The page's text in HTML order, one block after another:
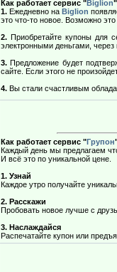
Как работает сервис "Biglion
1. Ежедневно на Biglion
это что-то новое. Возможно
2. Приобретайте купоны для
электронными деньгами,
3. Предложение будет
сайте. Если этого не
4. Вы стали счастливым
Как работает сервис "Групон
Каждый день мы предлагаем
И всё это по уникальной цене.
1. Узнай
Каждое утро получайте
2. Расскажи
Пробовать новое лучше с
3. Наслаждайся
Распечатайте купон или